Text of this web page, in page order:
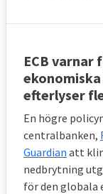
ECB
efterlyser
En högre
centralbanken,
Guardian att
nedbrytning
för den globala